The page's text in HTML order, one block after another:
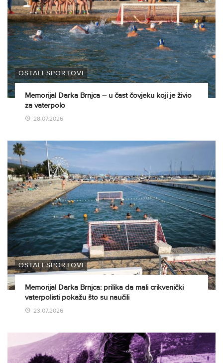
OSTALI SPORTOVI
Memorijal Darka Brnjca – u čast čovjeku koji je živio
za vaterpolo
28.07.2026
OSTALI SPORTOVI
Memorijal Darka Brnjca: prilika da mali crikvenički
vaterpolisti pokažu što su naučili
23.07.2026